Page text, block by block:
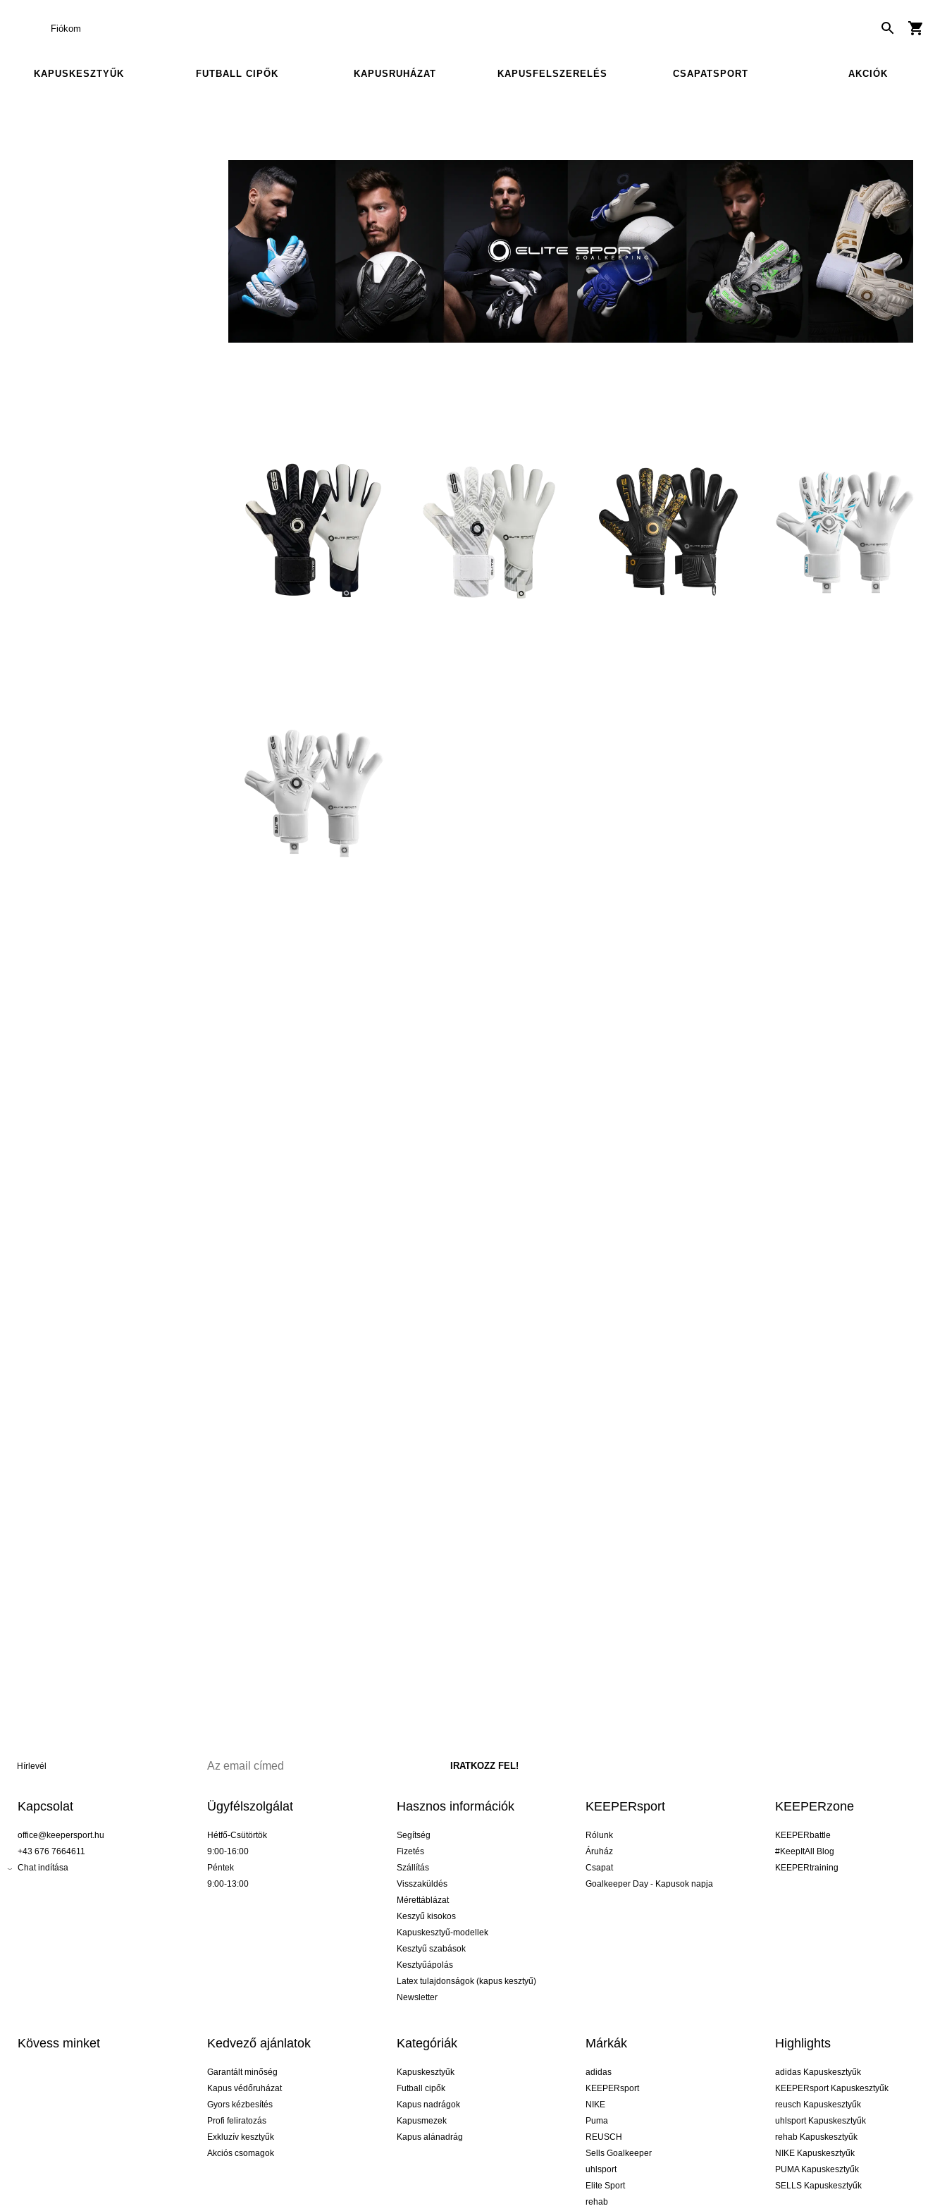
Fiókom
KAPUSKESZTYŰK FUTBALL CIPŐK KAPUSRUHÁZAT KAPUSFELSZERELÉS CSAPATSPORT AKCIÓK
Hírlevél
Kapcsolat
office@keepersport.hu
+43 676 7664611
Chat indítása
Ügyfélszolgálat
Hétfő-Csütörtök
9:00-16:00
Péntek
9:00-13:00
Hasznos információk
Segítség
Fizetés
Szállítás
Visszaküldés
Mérettáblázat
Keszyű kisokos
Kapuskesztyű-modellek
Kesztyű szabások
Kesztyűápolás
Latex tulajdonságok (kapus kesztyű)
Newsletter
KEEPERsport
Rólunk
Áruház
Csapat
Goalkeeper Day - Kapusok napja
KEEPERzone
KEEPERbattle
#KeepItAll Blog
KEEPERtraining
Kövess minket Kedvező ajánlatok
Garantált minőség
Kapus védőruházat
Gyors kézbesítés
Profi feliratozás
Exkluzív kesztyűk
Akciós csomagok
Kategóriák
Kapuskesztyűk
Futball cipők
Kapus nadrágok
Kapusmezek
Kapus alánadrág
Márkák
adidas
KEEPERsport
NIKE
Puma
REUSCH
Sells Goalkeeper
uhlsport
Elite Sport
rehab
Highlights
adidas Kapuskesztyűk
KEEPERsport Kapuskesztyűk
reusch Kapuskesztyűk
uhlsport Kapuskesztyűk
rehab Kapuskesztyűk
NIKE Kapuskesztyűk
PUMA Kapuskesztyűk
SELLS Kapuskesztyűk